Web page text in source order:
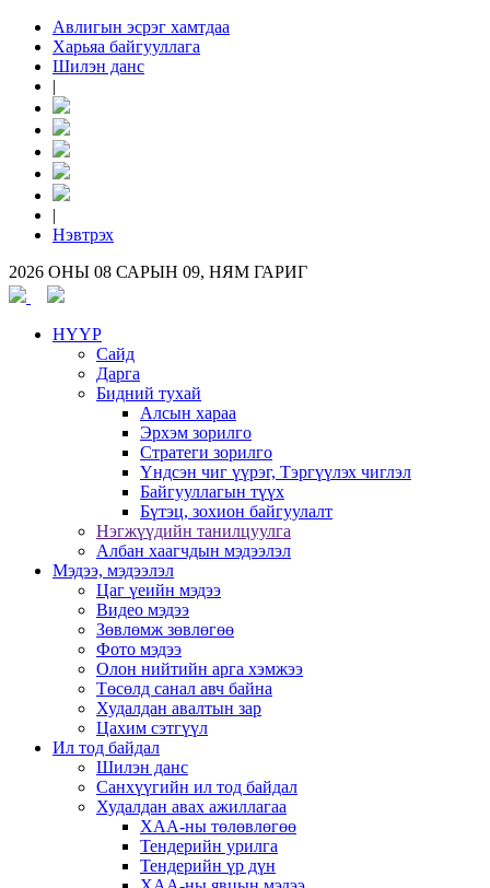
Авлигын эсрэг хамтдаа
Харьяа байгууллага
Шилэн данс
|
|
Нэвтрэх
2026 ОНЫ 08 САРЫН 09, НЯМ ГАРИГ
НҮҮР
Сайд
Дарга
Бидний тухай
Алсын хараа
Эрхэм зорилго
Стратеги зорилго
Үндсэн чиг үүрэг, Тэргүүлэх чиглэл
Байгууллагын түүх
Бүтэц, зохион байгуулалт
Нэгжүүдийн танилцуулга
Албан хаагчдын мэдээлэл
Мэдээ, мэдээлэл
Цаг үеийн мэдээ
Видео мэдээ
Зөвлөмж зөвлөгөө
Фото мэдээ
Олон нийтийн арга хэмжээ
Төсөлд санал авч байна
Худалдан авалтын зар
Цахим сэтгүүл
Ил тод байдал
Шилэн данс
Санхүүгийн ил тод байдал
Худалдан авах ажиллагаа
ХАА-ны төлөвлөгөө
Тендерийн урилга
Тендерийн үр дүн